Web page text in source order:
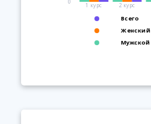
1 курс 2 курс
Всего
Женский
Мужской